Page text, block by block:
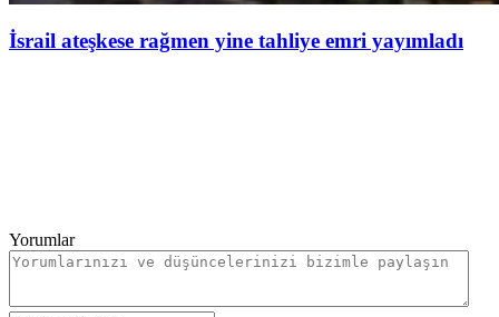
İsrail ateşkese rağmen yine tahliye emri yayımladı
Yorumlar